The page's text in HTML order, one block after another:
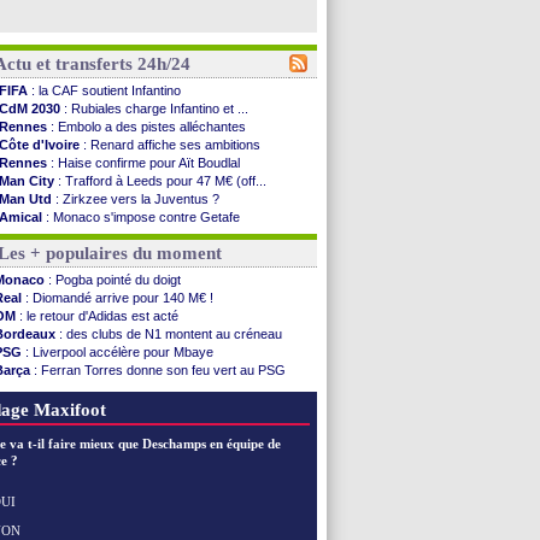
et transferts 24h/24
FIFA : la CAF soutient Infantino
CdM 2030 : Rubiales charge Infantino et ...
Rennes : Embolo a des pistes alléchantes
Côte d'Ivoire : Renard affiche ses ambitions
Rennes : Haise confirme pour Aït Boudlal
Man City : Trafford à Leeds pour 47 M€ (off...
Man Utd : Zirkzee vers la Juventus ?
Amical : Monaco s'impose contre Getafe
Nantes: Der Zakarian et sa relation avec Kita
OM: le club prêt à libérer Kondogbia ?
Monaco: le message touchant d'Akliouche
FIFA: Tebas en remet une couche
FIFA : l'UEFA maintient la pression
PSG: Tebas encense Luis Enrique
Real: Vinicius jusqu'en 2032 (officiel)
Lyon: Mangala va rejoindre Getafe
OM: une offre refusée pour Aguerd
Troyes: Junior Diaz jusqu'en 2030 (officiel)
OM : une offre pour Bulka
PSG
Arsenal
+ populaires du moment
: Pogba pointé du doigt
: Diomandé arrive pour 140 M€ !
: le retour d'Adidas est acté
: des clubs de N1 montent au créneau
: Liverpool accélère pour Mbaye
: Ferran Torres donne son feu vert au PSG
City: Rodri préfère le Barça au Real !
Maxifoot
va t-il faire mieux que Deschamps en équipe de
?